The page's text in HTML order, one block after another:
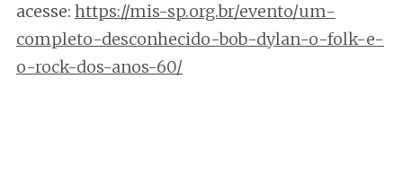
acesse: https://mis-sp.org.br/evento/um-
completo-desconhecido-bob-dylan-o-folk-e-
o-rock-dos-anos-60/